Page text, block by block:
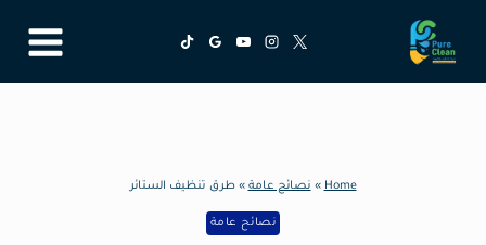
المحتوى
Home
» نصائح عامة »طرق تنظيف الستائر
نصائح عامة